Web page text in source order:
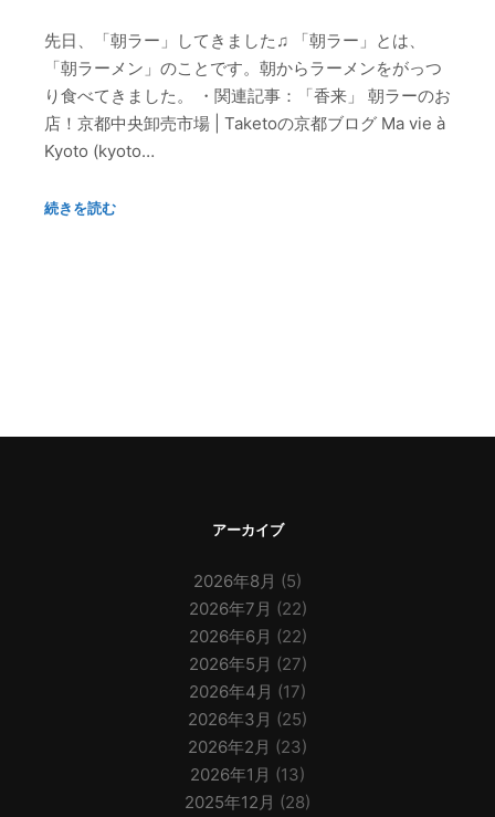
先日、「朝ラー」してきました♫ 「朝ラー」とは、
「朝ラーメン」のことです。朝からラーメンをがっつ
り食べてきました。 ・関連記事：「香来」 朝ラーのお
店！京都中央卸売市場 | Taketoの京都ブログ Ma vie à
Kyoto (kyoto…
続きを読む
アーカイブ
2026年8月 (5)
2026年7月 (22)
2026年6月 (22)
2026年5月 (27)
2026年4月 (17)
2026年3月 (25)
2026年2月 (23)
2026年1月 (13)
2025年12月 (28)